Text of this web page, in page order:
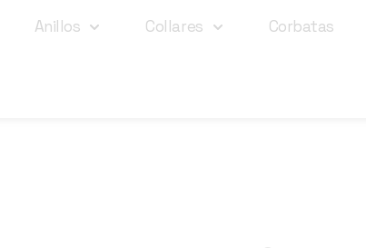
Anillos Collares Corbatas